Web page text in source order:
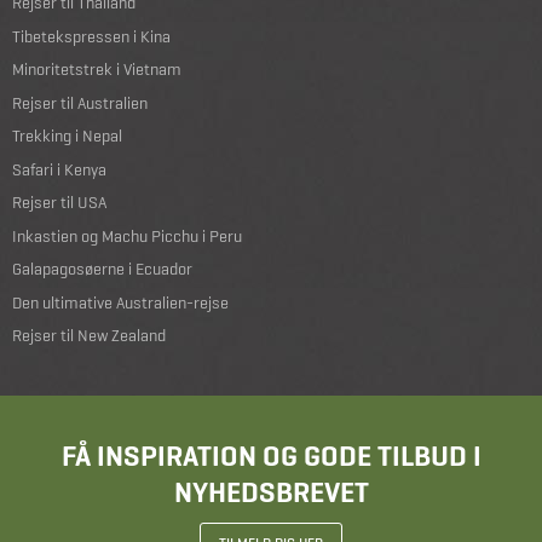
Tibetekspressen i Kina
Minoritetstrek i Vietnam
Rejser til Australien
Trekking i Nepal
Safari i Kenya
Rejser til USA
Inkastien og Machu Picchu i Peru
Galapagosøerne i Ecuador
Den ultimative Australien-rejse
Rejser til New Zealand
FÅ INSPIRATION OG GODE TILBUD I
NYHEDSBREVET